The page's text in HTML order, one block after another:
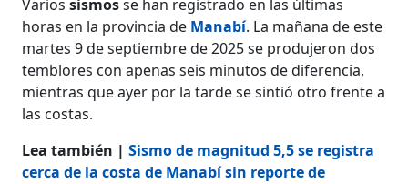
Variossismosse han registrado en las últimas
horas en la provincia de Manabí. La mañana de este
martes 9 de septiembre de 2025 se produjeron dos
temblores con apenas seis minutos de diferencia,
mientras que ayer por la tarde se sintió otro frente a
las costas.
Lea también |Sismo de magnitud 5,5 se registra
cerca de la costa de Manabí sin reporte de